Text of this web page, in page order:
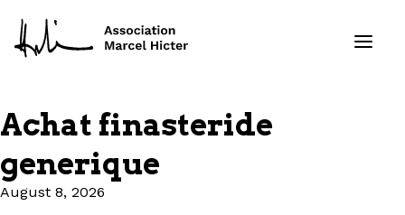
Formations
Achat finasteride
generique
August 8, 2026